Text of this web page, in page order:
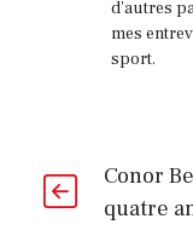
d'autres
mes
sport.
Conor
quatre